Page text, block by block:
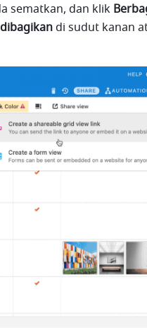
sematkan, dan klik
di sudut kanan